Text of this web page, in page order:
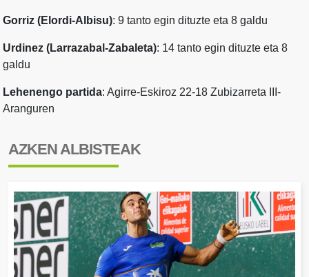
Gorriz (Elordi-Albisu): 9 tanto egin dituzte eta 8 galdu
Urdinez (Larrazabal-Zabaleta): 14 tanto egin dituzte eta 8
galdu
Lehenengo partida: Agirre-Eskiroz 22-18 Zubizarreta III-
Aranguren
AZKEN ALBISTEAK